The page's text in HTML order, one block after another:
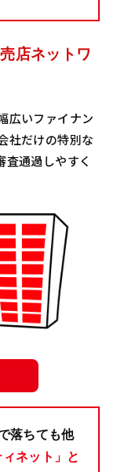
店ネットワ
広いファイナン
社だけの特別な
査通過しやすく
落ちても他
ネット」と